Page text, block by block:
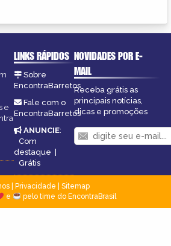
e
LINKS RÁPIDOS
Sobre
EncontraBarretos
Fale com o
EncontraBarretos
ANUNCIE:
Com
destaque
Grátis
NOVIDADES POR E-
MAIL
Receba grátis as
principais notícias,
dicas e promoções
| Privacidade
Sitemap
e pelo time do EncontraBrasil